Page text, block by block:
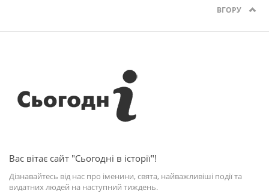
ВГОРУ
Вас вітає сайт "Сьогодні в історії"!
Дізнавайтесь від нас про іменини, свята, найважливіші події та
видатних людей на наступний тиждень.